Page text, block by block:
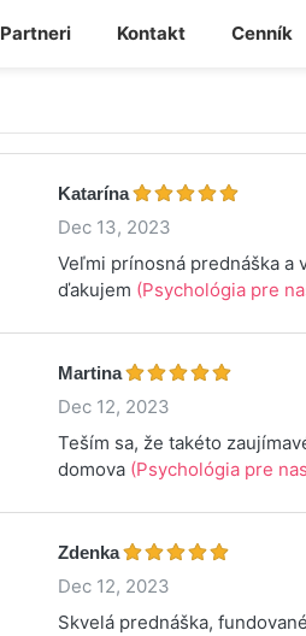
Partneri Kontakt Cenník
Katarína
Dec 13, 2023
Veľmi prínosná prednáška a
ďakujem (Psychológia pre
Martina
Dec 12, 2023
Teším sa, že takéto
domova (Psychológia pre
Zdenka
Dec 12, 2023
Skvelá prednáška,